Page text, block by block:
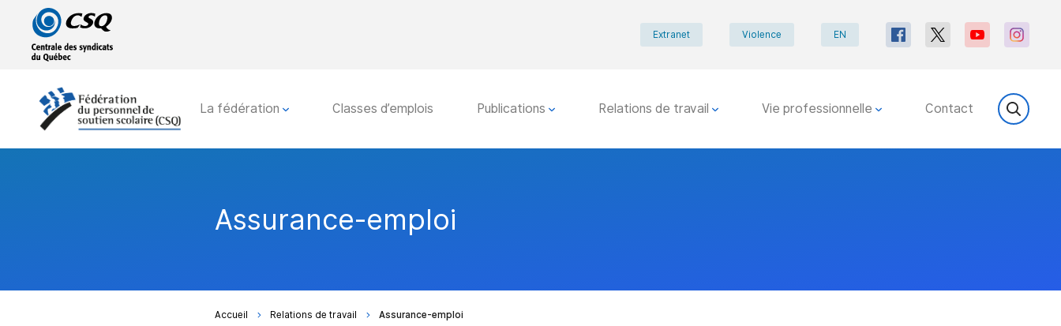
Passer
menu
principal
Passer
contenu
Extranet Violence EN
La fédération Classes d’emplois Publications Relations de travail Vie professionnelle Contact
Assurance-emploi
Accueil Relations de travail Assurance-emploi